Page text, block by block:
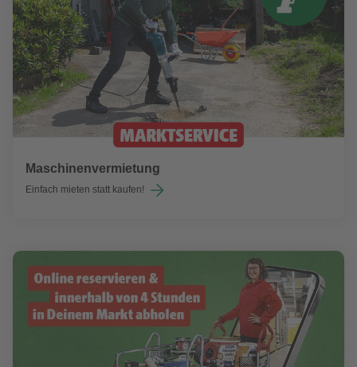
Maschinenvermietung
Einfach mieten statt kaufen!